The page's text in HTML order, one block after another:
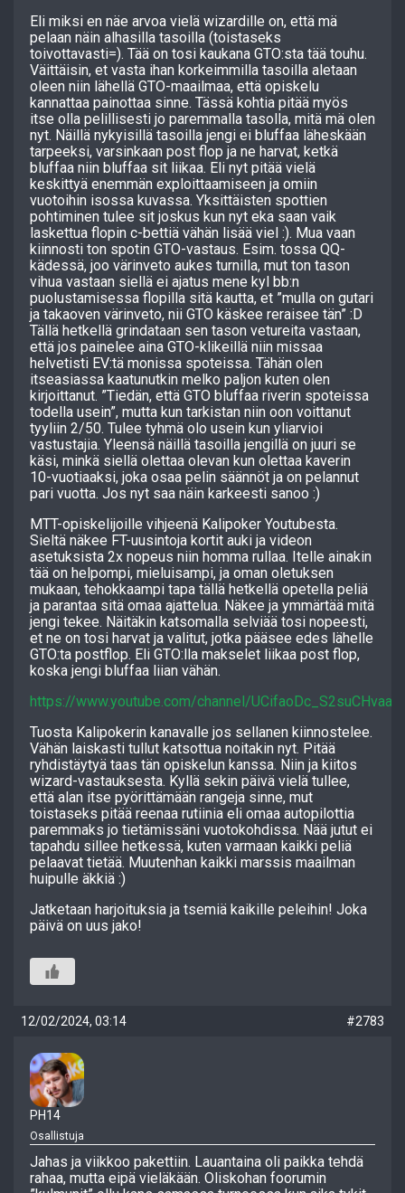
Eli miksi en näe arvoa vielä wizardille on, että mä
pelaan näin alhasilla tasoilla (toistaseks
toivottavasti=). Tää on tosi kaukana GTO:sta tää touhu.
Väittäisin, et vasta ihan korkeimmilla tasoilla aletaan
oleen niin lähellä GTO-maailmaa, että opiskelu
kannattaa painottaa sinne. Tässä kohtia pitää myös
itse olla pelillisesti jo paremmalla tasolla, mitä mä olen
nyt. Näillä nykyisillä tasoilla jengi ei bluffaa läheskään
tarpeeksi, varsinkaan post flop ja ne harvat, ketkä
bluffaa niin bluffaa sit liikaa. Eli nyt pitää vielä
keskittyä enemmän exploittaamiseen ja omiin
vuotoihin isossa kuvassa. Yksittäisten spottien
pohtiminen tulee sit joskus kun nyt eka saan vaik
laskettua flopin c-bettiä vähän lisää viel :). Mua vaan
kiinnosti ton spotin GTO-vastaus. Esim. tossa QQ-
kädessä, joo värinveto aukes turnilla, mut ton tason
vihua vastaan siellä ei ajatus mene kyl bb:n
puolustamisessa flopilla sitä kautta, et ”mulla on gutari
ja takaoven värinveto, nii GTO käskee reraisee tän” :D
Tällä hetkellä grindataan sen tason vetureita vastaan,
että jos painelee aina GTO-klikeillä niin missaa
helvetisti EV:tä monissa spoteissa. Tähän olen
itseasiassa kaatunutkin melko paljon kuten olen
kirjoittanut. ”Tiedän, että GTO bluffaa riverin spoteissa
todella usein”, mutta kun tarkistan niin oon voittanut
tyyliin 2/50. Tulee tyhmä olo usein kun yliarvioi
vastustajia. Yleensä näillä tasoilla jengillä on juuri se
käsi, minkä siellä olettaa olevan kun olettaa kaverin
10-vuotiaaksi, joka osaa pelin säännöt ja on pelannut
pari vuotta. Jos nyt saa näin karkeesti sanoo :)
MTT-opiskelijoille vihjeenä Kalipoker Youtubesta.
Sieltä näkee FT-uusintoja kortit auki ja videon
asetuksista 2x nopeus niin homma rullaa. Itelle ainakin
tää on helpompi, mieluisampi, ja oman oletuksen
mukaan, tehokkaampi tapa tällä hetkellä opetella peliä
ja parantaa sitä omaa ajattelua. Näkee ja ymmärtää mitä
jengi tekee. Näitäkin katsomalla selviää tosi nopeesti,
et ne on tosi harvat ja valitut, jotka pääsee edes lähelle
GTO:ta postflop. Eli GTO:lla makselet liikaa post flop,
koska jengi bluffaa liian vähän.
https://www.youtube.com/channel/
Tuosta Kalipokerin kanavalle jos sellanen kiinnostelee.
Vähän laiskasti tullut katsottua noitakin nyt. Pitää
ryhdistäytyä taas tän opiskelun kanssa. Niin ja kiitos
wizard-vastauksesta. Kyllä sekin päivä vielä tullee,
että alan itse pyörittämään rangeja sinne, mut
toistaseks pitää reenaa rutiinia eli omaa autopilottia
paremmaks jo tietämissäni vuotokohdissa. Nää jutut ei
tapahdu sillee hetkessä, kuten varmaan kaikki peliä
pelaavat tietää. Muutenhan kaikki marssis maailman
huipulle äkkiä :)
Jatketaan harjoituksia ja tsemiä kaikille peleihin! Joka
päivä on uus jako!
12/02/2024, 03:14 #2783
PH14
Osallistuja
Jahas ja viikkoo pakettiin. Lauantaina oli paikka tehdä
rahaa, mutta eipä vieläkään. Oliskohan foorumin